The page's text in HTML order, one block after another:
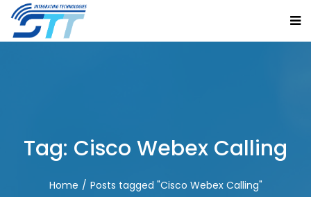
Tag: Cisco Webex Calling
Home Posts tagged "Cisco Webex Calling"